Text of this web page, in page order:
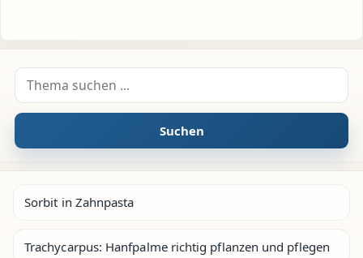
Suche nach:
Suchen
Sorbit in Zahnpasta
Trachycarpus: Hanfpalme richtig pflanzen und pflegen